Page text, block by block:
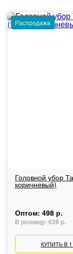
Распродажа
Головной убор
коричневый)
Оптом: 498 р.
В розницу: 639 р.
КУПИТЬ В 1